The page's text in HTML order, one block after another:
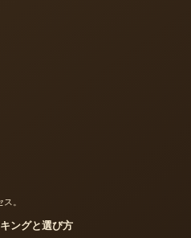
。
ングと選び方